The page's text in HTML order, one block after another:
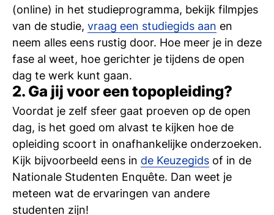
(online) in het studieprogramma, bekijk filmpjes
van de studie, vraag een studiegids aan en
neem alles eens rustig door. Hoe meer je in deze
fase al weet, hoe gerichter je tijdens de open
dag te werk kunt gaan.
2. Ga jij voor een topopleiding?
Voordat je zelf sfeer gaat proeven op de open
dag, is het goed om alvast te kijken hoe de
opleiding scoort in onafhankelijke onderzoeken.
Kijk bijvoorbeeld eens in de Keuzegids of in de
Nationale Studenten Enquête. Dan weet je
meteen wat de ervaringen van andere
studenten zijn!